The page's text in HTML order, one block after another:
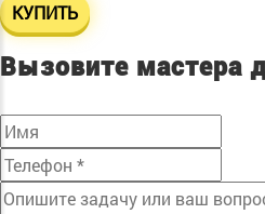
КУПИТЬ
Вызовите мастера